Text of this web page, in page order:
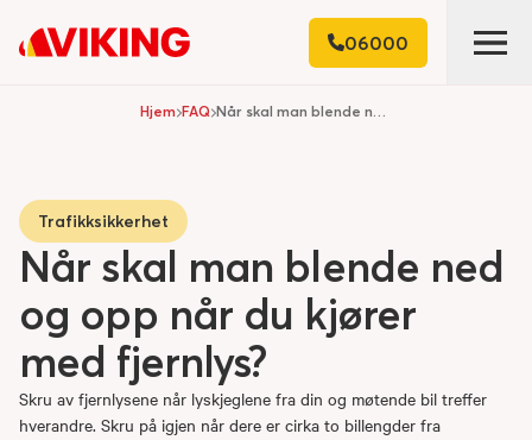
06000
Hjem FAQ Når skal man blende ned og opp når du kjører med fjernlys?
Trafikksikkerhet
Når skal man blende ned
og opp når du kjører
med fjernlys?
Skru av fjernlysene når lyskjeglene fra din og møtende bil treffer
hverandre. Skru på igjen når dere er cirka to billengder fra